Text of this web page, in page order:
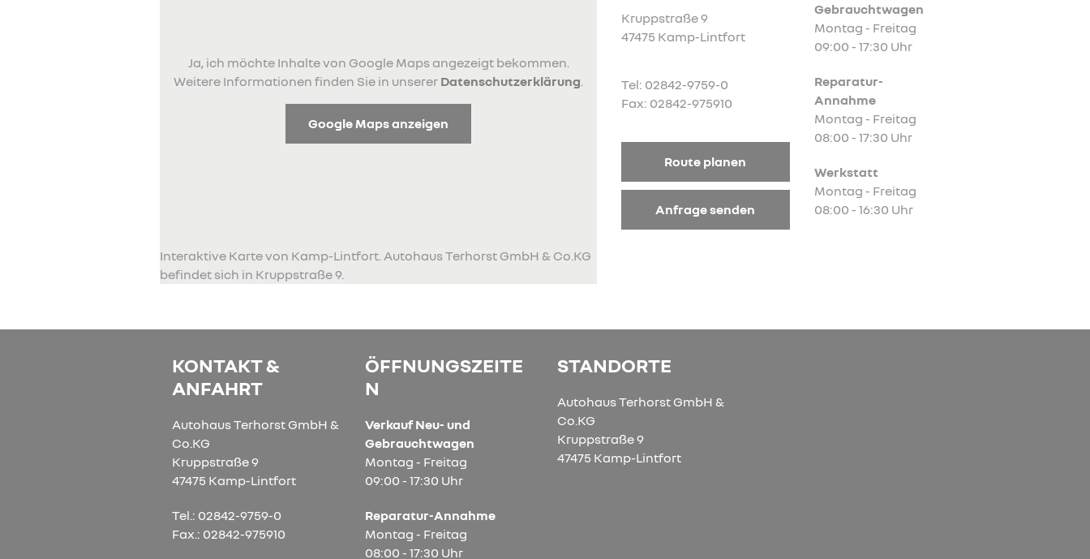
Ja, ich möchte Inhalte von Google Maps angezeigt bekommen.
Weitere Informationen finden Sie in unserer Datenschutzerklärung
Google Maps anzeigen
Interaktive Karte von Kamp-Lintfort. Autohaus Terhorst GmbH & Co.KG
befindet sich in Kruppstraße 9.
Kruppstraße 9
47475 Kamp-Lintfort
Tel: 02842-9759-0
Fax: 02842-975910
Route planen
Anfrage senden
Gebrauchtwagen
Montag - Freitag
09:00 - 17:30 Uhr
Reparatur-
Annahme
Montag - Freitag
08:00 - 17:30 Uhr
Werkstatt
Montag - Freitag
08:00 - 16:30 Uhr
KONTAKT &
ANFAHRT
Autohaus Terhorst GmbH &
Co.KG
Kruppstraße 9
47475 Kamp-Lintfort
Tel.: 02842-9759-0
Fax.: 02842-975910
ÖFFNUNGSZEITE
N
Verkauf Neu- und
Gebrauchtwagen
Montag - Freitag
09:00 - 17:30 Uhr
Reparatur-Annahme
Montag - Freitag
08:00 - 17:30 Uhr
STANDORTE
Autohaus Terhorst GmbH &
Co.KG
Kruppstraße 9
47475 Kamp-Lintfort